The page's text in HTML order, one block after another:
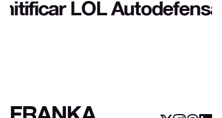
LOL Autodefensa